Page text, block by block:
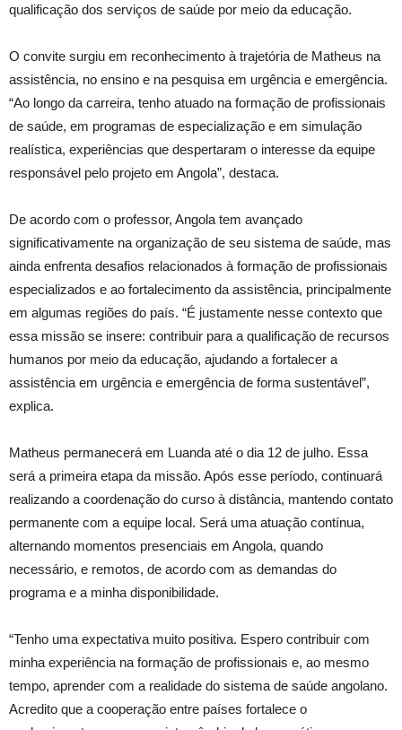
qualificação dos serviços de saúde por meio da educação.
O convite surgiu em reconhecimento à trajetória de Matheus na
assistência, no ensino e na pesquisa em urgência e emergência.
“Ao longo da carreira, tenho atuado na formação de profissionais
de saúde, em programas de especialização e em simulação
realística, experiências que despertaram o interesse da equipe
responsável pelo projeto em Angola”, destaca.
De acordo com o professor, Angola tem avançado
significativamente na organização de seu sistema de saúde, mas
ainda enfrenta desafios relacionados à formação de profissionais
especializados e ao fortalecimento da assistência, principalmente
em algumas regiões do país. “É justamente nesse contexto que
essa missão se insere: contribuir para a qualificação de recursos
humanos por meio da educação, ajudando a fortalecer a
assistência em urgência e emergência de forma sustentável”,
explica.
Matheus permanecerá em Luanda até o dia 12 de julho. Essa
será a primeira etapa da missão. Após esse período, continuará
realizando a coordenação do curso à distância, mantendo contato
permanente com a equipe local. Será uma atuação contínua,
alternando momentos presenciais em Angola, quando
necessário, e remotos, de acordo com as demandas do
programa e a minha disponibilidade.
“Tenho uma expectativa muito positiva. Espero contribuir com
minha experiência na formação de profissionais e, ao mesmo
tempo, aprender com a realidade do sistema de saúde angolano.
Acredito que a cooperação entre países fortalece o